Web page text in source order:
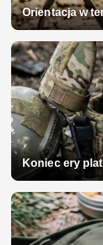
Orientacja w
Koniec ery